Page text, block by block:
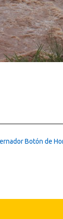
Botón de